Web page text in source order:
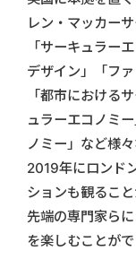
レン・マッカー
「サーキュラー
デザイン」「フ
「都市における
ュラーエコノミ
ノミー」など様
2019年にロンド
ションも観るこ
先端の専門家ら
を楽しむことがで